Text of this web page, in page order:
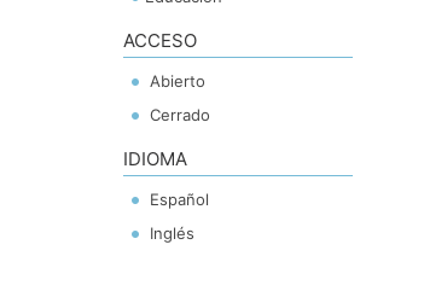
ACCESO
Abierto
Cerrado
IDIOMA
Español
Inglés